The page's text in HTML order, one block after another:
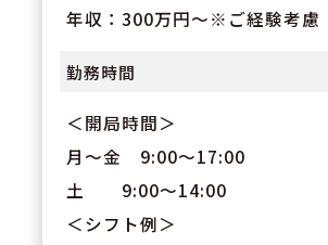
年収：300万円～※ご経験考慮
勤務時間
＜開局時間＞
月～金 9:00～17:00
土 9:00～14:00
＜シフト例＞